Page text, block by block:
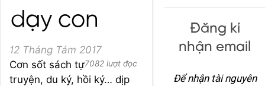
dạy con
12 Tháng Tám 2017
7082 lượt đọc
Cơn sốt sách tự
truyện, du ký, hồi ký… dịp
Đăng kí
nhận email
Để nhận tài nguyên